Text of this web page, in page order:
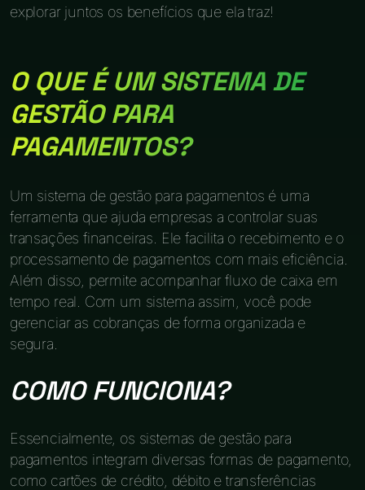
explorar juntos os benefícios que ela traz!
O QUE É UM SISTEMA DE
GESTÃO PARA
PAGAMENTOS?
Um sistema de gestão para pagamentos é uma
ferramenta que ajuda empresas a controlar suas
transações financeiras. Ele facilita o recebimento e o
processamento de pagamentos com mais eficiência.
Além disso, permite acompanhar fluxo de caixa em
tempo real. Com um sistema assim, você pode
gerenciar as cobranças de forma organizada e
segura.
COMO FUNCIONA?
Essencialmente, os sistemas de gestão para
pagamentos integram diversas formas de pagamento,
como cartões de crédito, débito e transferências